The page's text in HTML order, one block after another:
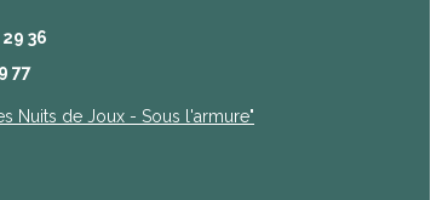
29 36
77
Nuits de Joux - Sous l'armure"